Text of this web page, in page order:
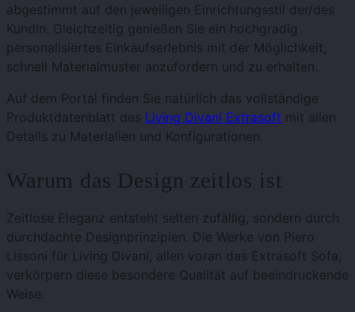
abgestimmt auf den jeweiligen Einrichtungsstil der/des
KundIn. Gleichzeitig genießen Sie ein hochgradig
personalisiertes Einkaufserlebnis mit der Möglichkeit,
schnell Materialmuster anzufordern und zu erhalten.
Auf dem Portal finden Sie natürlich das vollständige
Produktdatenblatt des Living Divani Extrasoft mit allen
Details zu Materialien und Konfigurationen.
Warum das Design zeitlos ist
Zeitlose Eleganz entsteht selten zufällig, sondern durch
durchdachte Designprinzipien. Die Werke von Piero
Lissoni für Living Divani, allen voran das Extrasoft Sofa,
verkörpern diese besondere Qualität auf beeindruckende
Weise.